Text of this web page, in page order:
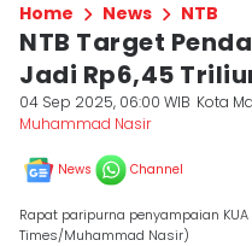
Home News NTB
NTB Target
Jadi Rp6,45
04 Sep 2025, 06:00 WIB Kota
Muhammad Nasir
News Channel
Rapat paripurna penyampaian KUA
Times/Muhammad Nasir)